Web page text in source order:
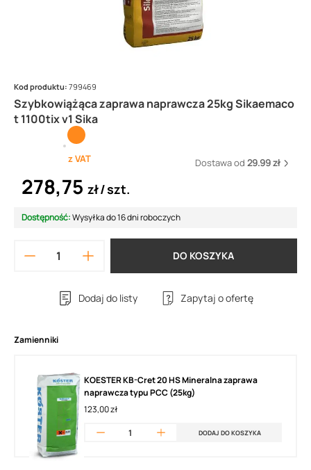
Szybkowiążąca zaprawa naprawcza 25kg Sikaemaco
t 1100tix v1 Sika
Kod produktu: 799469
z VAT Dostawa od 29.99 zł
278,75 zł szt.
Dostępność:Wysyłka do 16 dni roboczych
DO KOSZYKA
Dodaj do listy Zapytaj o ofertę
Zamienniki
KOESTER KB-Cret 20 HS Mineralna zaprawa
naprawcza typu PCC (25kg)
123,00 zł
DODAJ DO KOSZYKA